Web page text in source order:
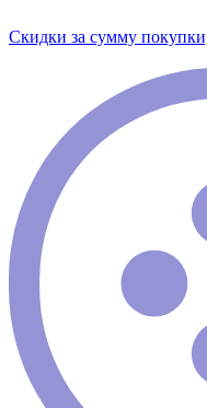
Скидки за сумму